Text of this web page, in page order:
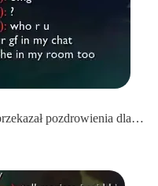
pozdrowienia dla…